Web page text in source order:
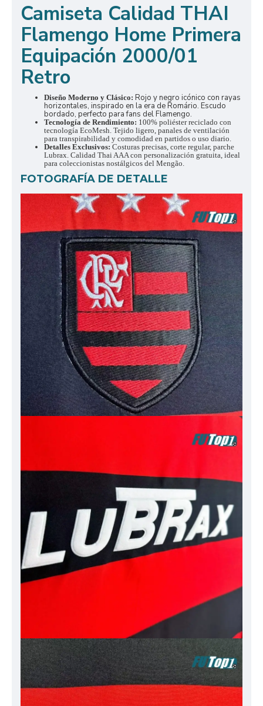
Camiseta Calidad THAI
Flamengo Home Primera
Equipación 2000/01
Retro
Diseño Moderno y Clásico: Rojo y negro icónico con rayas
horizontales, inspirado en la era de Romário. Escudo
bordado, perfecto para fans del Flamengo.
Tecnología de Rendimiento: 100% poliéster reciclado con
tecnología EcoMesh. Tejido ligero, panales de ventilación
para transpirabilidad y comodidad en partidos o uso diario.
Detalles Exclusivos: Costuras precisas, corte regular, parche
Lubrax. Calidad Thai AAA con personalización gratuita, ideal
para coleccionistas nostálgicos del Mengão.
FOTOGRAFÍA DE DETALLE